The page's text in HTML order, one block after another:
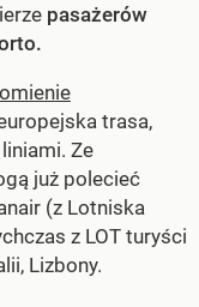
pasażerów
trasa,
Ze
już polecieć
(z Lotniska
z LOT turyści
Lizbony.